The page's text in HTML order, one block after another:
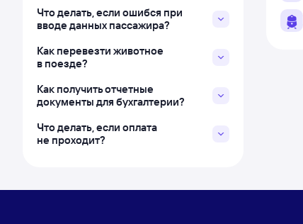
Что делать, если ошибся при
вводе данных пассажира?
Как перевезти животное
в поезде?
Как получить отчетные
документы для бухгалтерии?
Что делать, если оплата
не проходит?